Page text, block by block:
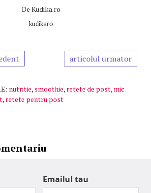
De Kudika.ro
kudikaro
articolul urmator
nutritie, smoothie, retete de post, mic
, retete pentru post
Emailul tau